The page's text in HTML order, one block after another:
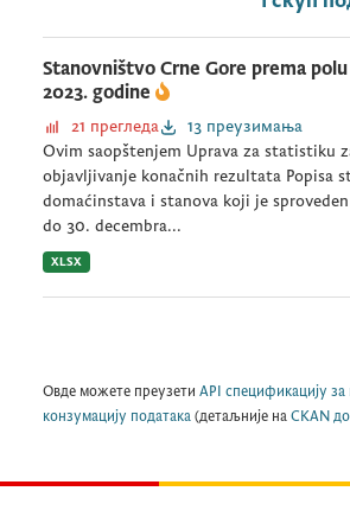
Stanovništvo Crne Gore prema
2023. godine
21 прегледа
13 преузимања
Ovim saopštenjem Uprava za statistiku
objavljivanje konačnih rezultata Popisa
domaćinstava i stanova koji je
do 30. decembra...
XLSX
Овде можете преузети API спецификацију за
конзумацију података (детаљније на CKAN